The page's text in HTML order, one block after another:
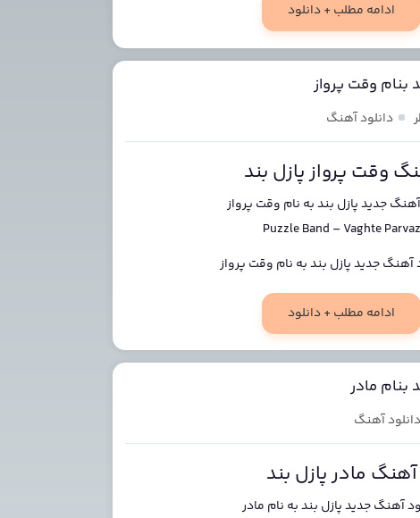
ادامه مطلب + دانلود
بنام وقت پرواز
دانلود آهنگ
وقت پرواز پازل بند
آهنگ جدیدپازل بندبه نام وقت پرواز
Puzzle Band –Vaghte Parvaz
ادامه مطلب + دانلود
بنام مادر
دانلود آهنگ
آهنگ مادر پازل بند
آهنگ جدیدپازل بندبه نام مادر